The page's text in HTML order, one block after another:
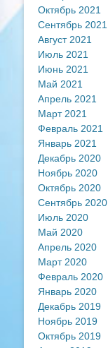
Октябрь 2021
Сентябрь 2021
Август 2021
Июль 2021
Июнь 2021
Май 2021
Апрель 2021
Март 2021
Февраль 2021
Январь 2021
Декабрь 2020
Ноябрь 2020
Октябрь 2020
Сентябрь 2020
Июль 2020
Май 2020
Апрель 2020
Март 2020
Февраль 2020
Январь 2020
Декабрь 2019
Ноябрь 2019
Октябрь 2019